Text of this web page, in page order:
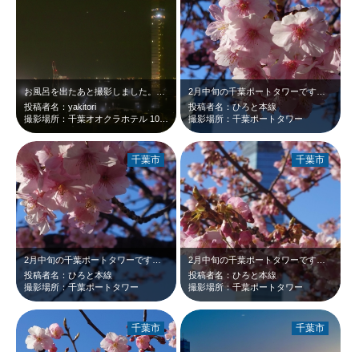
お風呂を出たあと撮影しました。port tower at 18:21 Feb,…
投稿者名：yakitori
撮影場所：千葉オオクラホテル 10F エレベータホール
2月中旬の千葉ポートタワーです。野外ステージ脇に河津桜が咲いていました。濃いピ…
投稿者名：ひろと本線
撮影場所：千葉ポートタワー
2月中旬の千葉ポートタワーです。もう河津桜が咲いていました。ピンクの花と青空の…
投稿者名：ひろと本線
撮影場所：千葉ポートタワー
千葉市
2月中旬の千葉ポートタワーです。野外ステージ脇の河津桜が開花していました。濃い…
投稿者名：ひろと本線
撮影場所：千葉ポートタワー
千葉市
千葉市 千葉市